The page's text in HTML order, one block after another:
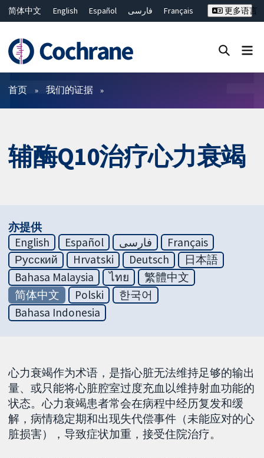
简体中文 English Español فارسی
Français
ไทย
繁體中文
更多语言
过滤
首页 我们的证据
辅酶Q10治疗心力衰竭
亦提供
English
Español فارسی
Français
Русский
Hrvatski Deutsch
日本語
Bahasa Malaysia
ไทย
繁體中文
简体中文
Polski
한국어
Bahasa Indonesia
心力衰竭作为术语，是指心脏无法维持足够的输出
量、或只能将心脏腔室过度充血以维持射血功能的
状态。心力衰竭患者常会在病程中经历复发和缓
解，病情稳定期和出现失代偿事件（未能应对的心
脏损害），导致症状加重，接受住院治疗。